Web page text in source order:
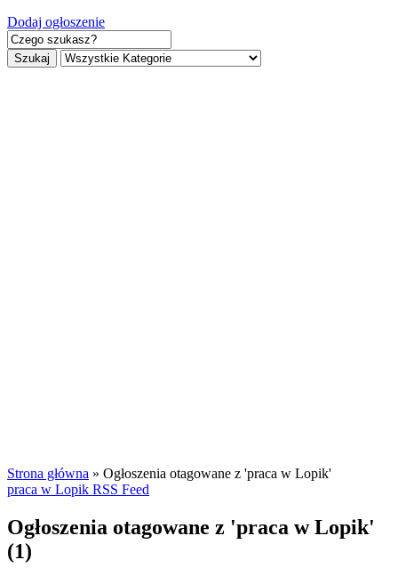
Dodaj ogłoszenie
Szukaj
Strona główna » Ogłoszenia otagowane z 'praca w Lopik'
praca w Lopik RSS Feed
Ogłoszenia otagowane z 'praca w Lopik'
(1)